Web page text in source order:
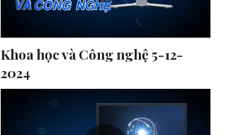
Khoa học và Công nghệ 5-12-
2024